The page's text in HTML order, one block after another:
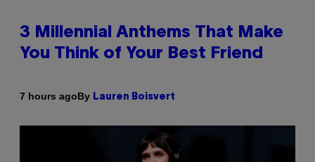
3 Millennial Anthems That Make
You Think of Your Best Friend
7 hours agoBy Lauren Boisvert